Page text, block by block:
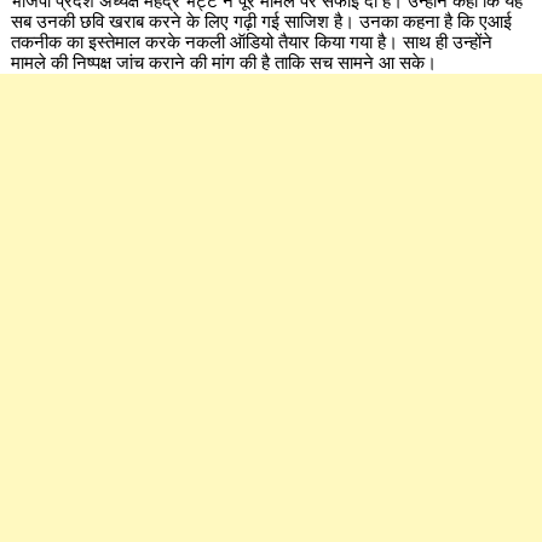
सब उनकी छवि खराब करने के लिए गढ़ी गई साजिश है। उनका कहना है कि एआई
तकनीक का इस्तेमाल करके नकली ऑडियो तैयार किया गया है। साथ ही उन्होंने
मामले की निष्पक्ष जांच कराने की मांग की है ताकि सच सामने आ सके।